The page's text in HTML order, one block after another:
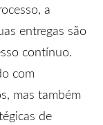
a
entregas são
contínuo.
com
mas também
de